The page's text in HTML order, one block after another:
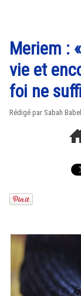
Meriem :
vie et
foi ne
Rédigé par Sabah